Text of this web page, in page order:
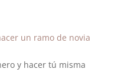
y hacer tú misma